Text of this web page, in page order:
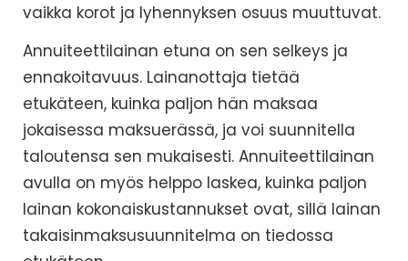
vaikka korot ja lyhennyksen osuus muuttuvat.
Annuiteettilainan etuna on sen selkeys ja
ennakoitavuus. Lainanottaja tietää
etukäteen, kuinka paljon hän maksaa
jokaisessa maksuerässä, ja voi suunnitella
taloutensa sen mukaisesti. Annuiteettilainan
avulla on myös helppo laskea, kuinka paljon
lainan kokonaiskustannukset ovat, sillä lainan
takaisinmaksusuunnitelma on tiedossa